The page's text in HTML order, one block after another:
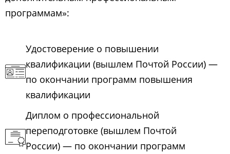
программам»:
Удостоверение о повышении
квалификации (вышлем Почтой России) —
по окончании программ повышения
квалификации
Диплом о профессиональной
переподготовке (вышлем Почтой
России) — по окончании программ